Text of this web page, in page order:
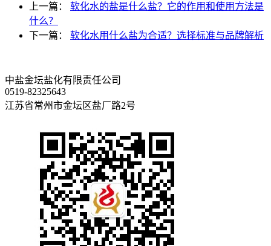
上一篇： 软化水的盐是什么盐？它的作用和使用方法是
什么？
下一篇： 软化水用什么盐为合适？选择标准与品牌解析
中盐金坛盐化有限责任公司
0519-82325643
江苏省常州市金坛区盐厂路2号